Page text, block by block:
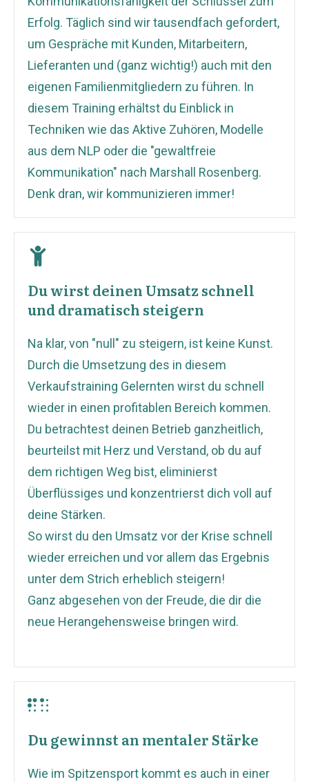
Erfolg. Täglich sind wir tausendfach gefordert,
um Gespräche mit Kunden, Mitarbeitern,
Lieferanten und (ganz wichtig!) auch mit den
eigenen Familienmitgliedern zu führen. In
diesem Training erhältst du Einblick in
Techniken wie das Aktive Zuhören, Modelle
aus dem NLP oder die "gewaltfreie
Kommunikation" nach Marshall Rosenberg.
Denk dran, wir kommunizieren immer!
Du wirst deinen Umsatz schnell
und dramatisch steigern
Na klar, von "null" zu steigern, ist keine Kunst.
Durch die Umsetzung des in diesem
Verkaufstraining Gelernten wirst du schnell
wieder in einen profitablen Bereich kommen.
Du betrachtest deinen Betrieb ganzheitlich,
beurteilst mit Herz und Verstand, ob du auf
dem richtigen Weg bist, eliminierst
Überflüssiges und konzentrierst dich voll auf
deine Stärken.
So wirst du den Umsatz vor der Krise schnell
wieder erreichen und vor allem das Ergebnis
unter dem Strich erheblich steigern!
Ganz abgesehen von der Freude, die dir die
neue Herangehensweise bringen wird.
Du gewinnst an mentaler Stärke
Wie im Spitzensport kommt es auch in einer